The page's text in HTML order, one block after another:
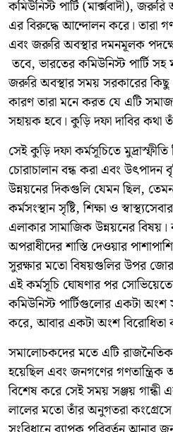
কমিউনিস্ট পার্টি (মার্ক্সবাদী),
এর বিরুদ্ধে আন্দোলন করে। তারা
এবং জরুরি অবস্থার দমনমূলক
তবে, ভারতের কমিউনিস্ট পার্টি সহ
জরুরি অবস্থার সময় সরকারের
কারণ তারা মনে করত যে এটি
সহায়ক হবে। কুড়ি দফা দাবির কথা
সেই কুড়ি দফা কর্মসূচিতে
চোরাচালান বন্ধ করা এবং উৎপাদন
উন্নয়নের দিকগুলি যেমন ছিল,
কর্মসংস্থান সৃষ্টি, শিক্ষা ও
এলাকার সামাজিক উন্নয়নের
অপরাধীদের শাস্তি দেওয়ার
সুরক্ষার মতো বিষয়গুলির উপর জোর
এই কর্মসূচি ঘোষণার পর
কমিউনিস্ট পার্টিগুলোর একটা
করে, আবার একটা অংশ বিরোধিতা
সমালোচকদের মতে এটি রাজনৈতিক
হয়েছিল এবং জনগণের গণতান্ত্রিক
বিশেষ করে সেই সময় সঞ্জয় গান্ধী
লালের মতো তাঁর অনুগতরা কংগ্রেসে